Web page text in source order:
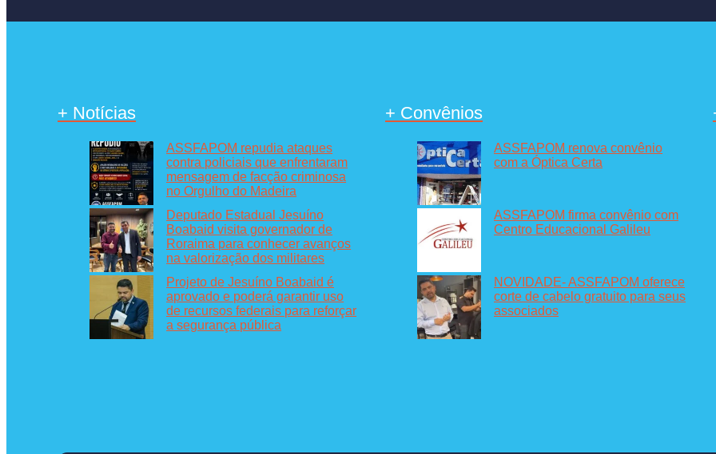
+ Notícias
ASSFAPOM repudia ataques
contra policiais que enfrentaram
mensagem de facção criminosa
no Orgulho do Madeira
Deputado Estadual Jesuíno
Boabaid visita governador de
Roraima para conhecer avanços
na valorização dos militares
Projeto de Jesuíno Boabaid é
aprovado e poderá garantir uso
de recursos federais para reforçar
a segurança pública
+ Convênios
ASSFAPOM renova convênio
com a Óptica Certa
ASSFAPOM firma convênio com
Centro Educacional Galileu
NOVIDADE- ASSFAPOM oferece
corte de cabelo gratuito para seus
associados